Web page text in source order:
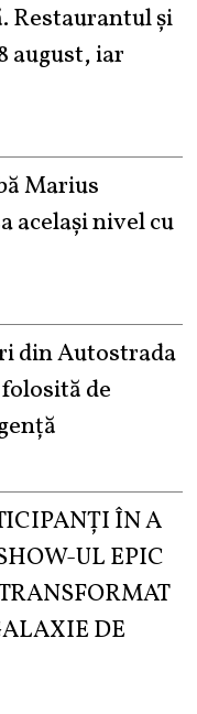
Restaurantul și
august, iar
Marius
același nivel cu
din Autostrada
de
ÎN A
UL EPIC
DE